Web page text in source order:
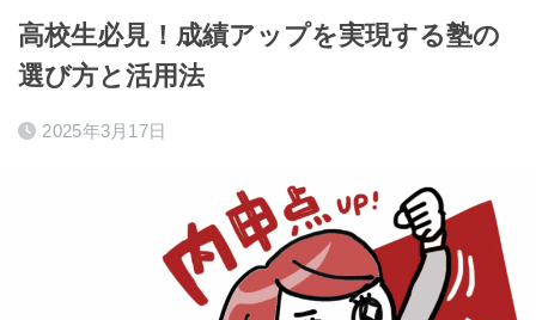
高校生必見！成績アップを実現する塾の
選び方と活用法
2025年3月17日